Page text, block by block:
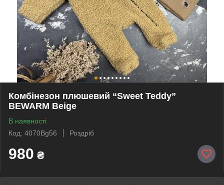
Комбінезон плюшевий “Sweet Teddy”
BEWARM Beige
В наявності
Код: 4070Bg56
Роздріб
980 ₴